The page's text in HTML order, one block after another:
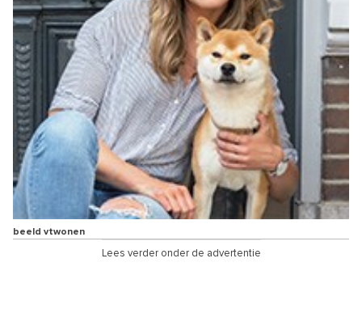
beeld vtwonen
Lees verder onder de advertentie